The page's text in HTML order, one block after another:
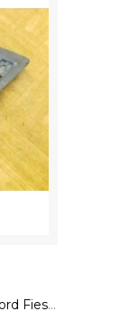
Abdeckung Stoßstange vorne Ford Fiesta 5 V rechts Beifahrerseite 6S6119952ADW